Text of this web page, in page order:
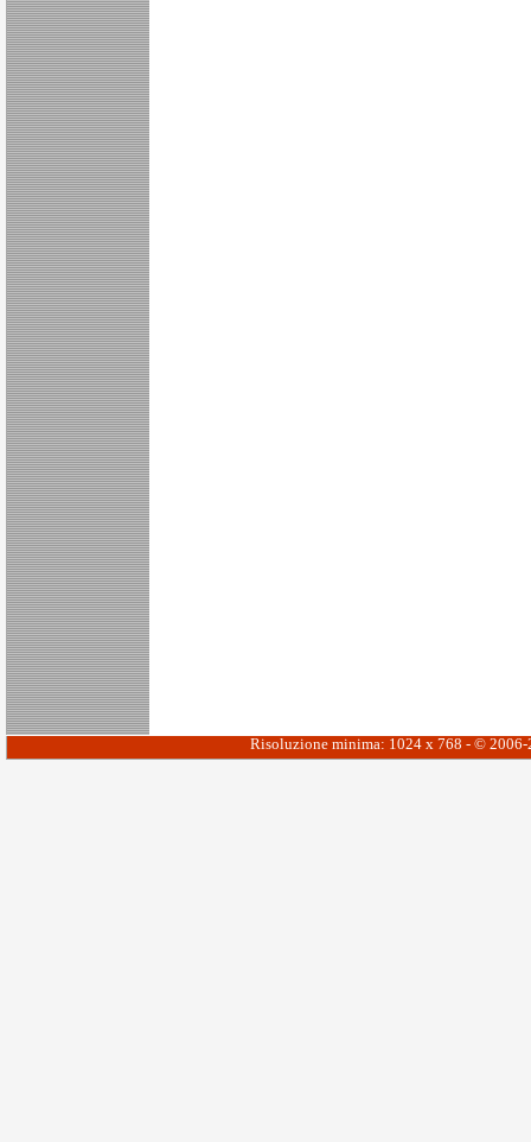
Risoluzione minima: 1024 x 768 - ©